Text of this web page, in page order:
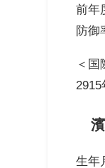
前年
防御
＜国
2915
生年